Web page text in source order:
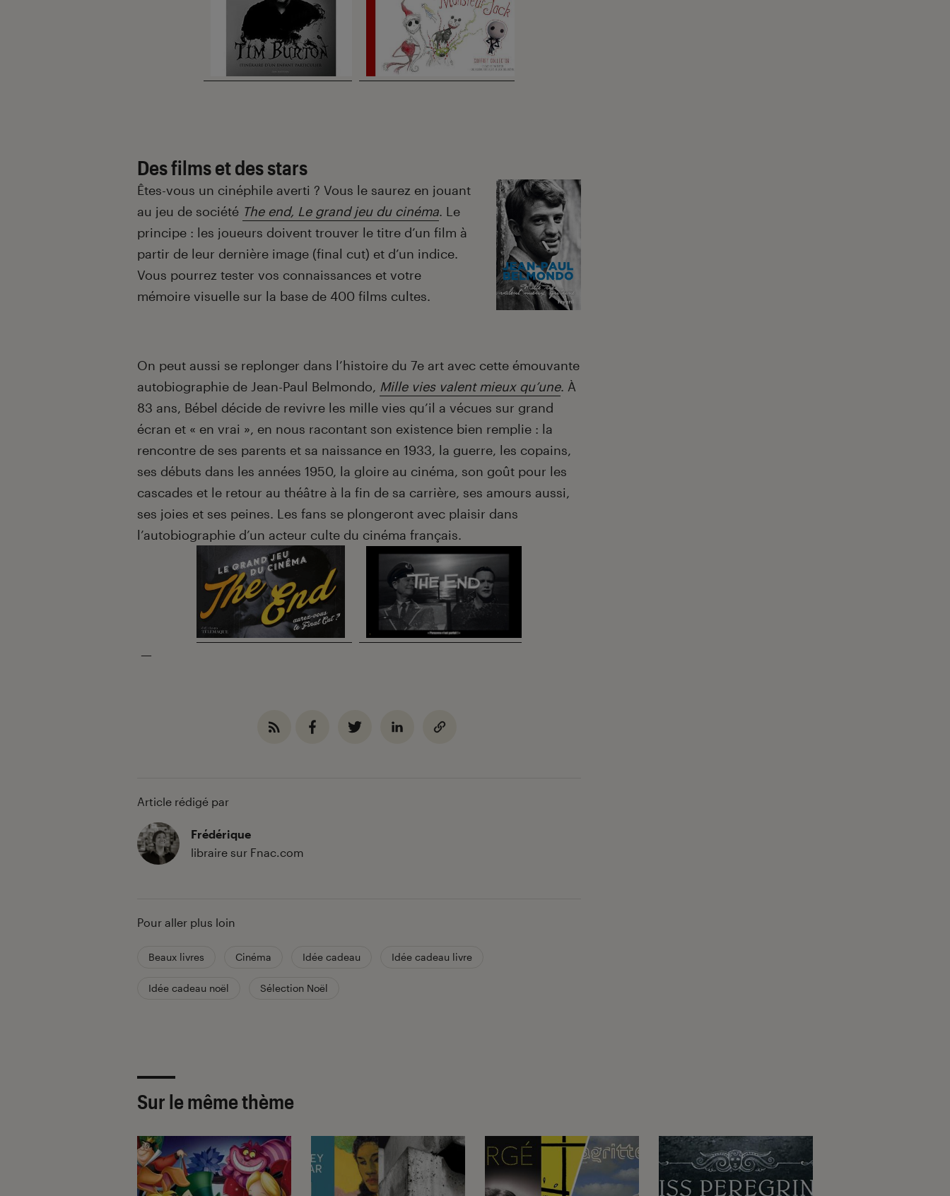
Des films et des stars
Êtes-vous un cinéphile averti ? Vous le saurez en jouant
au jeu de société The end, Le grand jeu du cinéma. Le
principe : les joueurs doivent trouver le titre d’un film à
partir de leur dernière image (final cut) et d’un indice.
Vous pourrez tester vos connaissances et votre
mémoire visuelle sur la base de 400 films cultes.
On peut aussi se replonger dans l’histoire du 7e art avec cette émouvante
autobiographie de Jean-Paul Belmondo, Mille vies valent mieux qu’une. À
83 ans, Bébel décide de revivre les mille vies qu’il a vécues sur grand
écran et « en vrai », en nous racontant son existence bien remplie : la
rencontre de ses parents et sa naissance en 1933, la guerre, les copains,
ses débuts dans les années 1950, la gloire au cinéma, son goût pour les
cascades et le retour au théâtre à la fin de sa carrière, ses amours aussi,
ses joies et ses peines. Les fans se plongeront avec plaisir dans
l’autobiographie d’un acteur culte du cinéma français.
—
Article rédigé par
Frédérique
libraire sur Fnac.com
Pour aller plus loin
Beaux livres Cinéma Idée cadeau Idée cadeau livre
Idée cadeau noël Sélection Noël
Sur le même thème